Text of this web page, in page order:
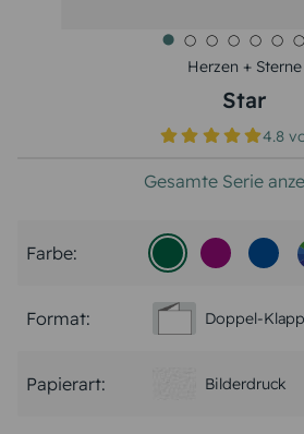
Herzen + Sterne
Star
4.8
Gesamte Serie
Farbe:
Format: Doppel-
Papierart: Bilderdruck